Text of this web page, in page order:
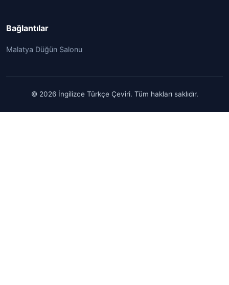
Bağlantılar
Malatya Düğün Salonu
© 2026 İngilizce Türkçe Çeviri. Tüm hakları saklıdır.